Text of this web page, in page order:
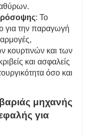
: Το
για την παραγωγή
κουρτινών και των
και ασφαλείς
όσο και
μηχανής
για